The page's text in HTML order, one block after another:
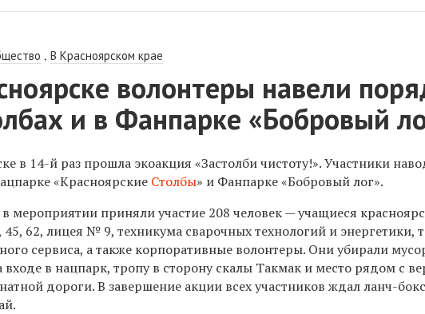
,В Красноярском крае
волонтеры навели
и в Фанпарке «Бобровый
в 14-й раз прошла экоакция «Застолби чистоту!». Участники
«Красноярские Столбы» и Фанпарке «Бобровый лог».
в мероприятии приняли участие 208 человек — учащиеся
62, лицея № 9, техникума сварочных технологий и энергетики,
сервиса, а также корпоративные волонтеры. Они убирали
входе в нацпарк, тропу в сторону скалы Такмак и место рядом с
дороги. В завершение акции всех участников ждал ланч-бокс